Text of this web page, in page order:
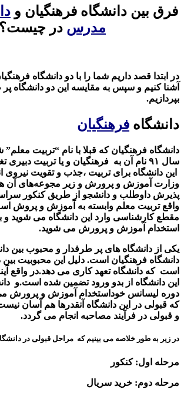
فرق بین دانشگاه فرهنگیان و
مدرس در چیست؟
در ابتدا قصد داریم شما را با دو دانشگاه
آشنا کنیم و سپس به مقایسه این دو دانشگاه پر
بپردازیم.
دانشگاه فرهنگیان
دانشگاه فرهنگیان که قبلا با نام “تربیت
سال ۹۱ نام آن به فرهنگیان و یا تربیت
این دانشگاه برای تربیت ،جذب و تقویت نیروی
وزارت آموزش و پرورش و زیر مجوعه‌های آن
پذیرش داوطلب و دانشجو از طریق کنکور
واقع تربیت معلم وابسته به آموزش و پروش
مقطع کارشناسی وارد این دانشگاه می شوید
استخدام آموزش و پرورش می شوید.
یکی از دانشگاه های پر طرفدار و محبوب بین
دانشگاه فرهنگیان است. دلیل این محبوبیت بین
است که دانشگاه تعهد کاری می دهد.در واقع
این دانشگاه از بدو ورود تضمین شده است.و
دوره لیسانس خوداستخدام آموزش و پرورش می
که قبولی در این دانشگاه آنقدرها هم آسان
و قبولی در فرآیند مصاحبه انجام می گردد.
در زیر به طور خلاصه می بینیم که مراحل قبولی در
مرحله اول: کنکور
مرحله دوم: خرید سریال